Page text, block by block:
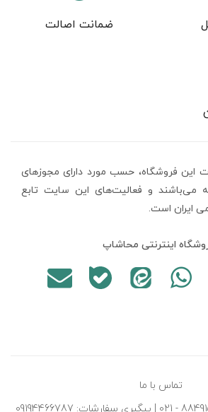
ضمانت اصالت
اين فروشگاه، حسب مورد دارای مجوزهای
می‌باشند و فعاليت‌های اين سايت تابع
ایران است.
اینترنتی محاشاپ
تماس با ما